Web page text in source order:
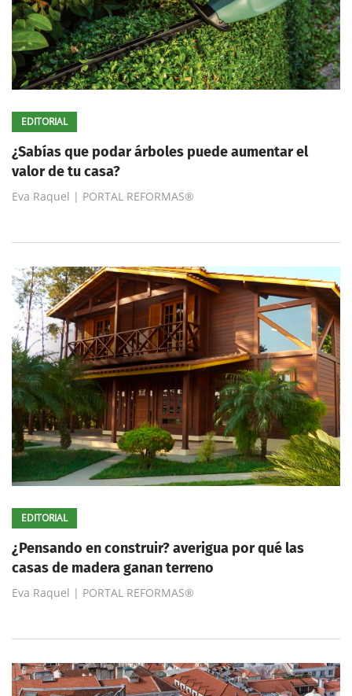
EDITORIAL
¿Sabías que podar árboles puede aumentar el
valor de tu casa?
Eva Raquel | PORTAL REFORMAS®
EDITORIAL
¿Pensando en construir? averigua por qué las
casas de madera ganan terreno
Eva Raquel | PORTAL REFORMAS®